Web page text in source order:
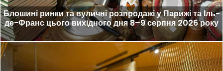
Блошині ринки та вуличні розпродажі у Парижі та Іль-
де-Франс цього вихідного дня 8–9 серпня 2026 року